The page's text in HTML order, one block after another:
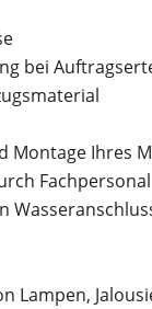
bei
Montage Ihres
Fachpersonal
Lampen,